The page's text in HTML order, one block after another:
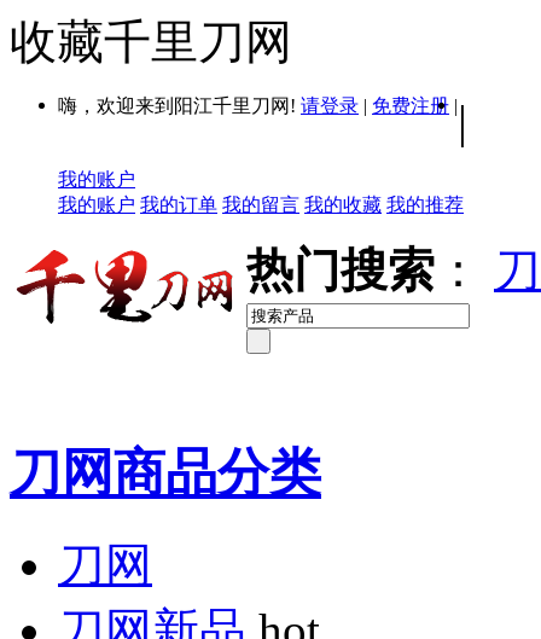
收藏千里刀网
嗨，欢迎来到阳江千里刀网! 请登录 | 免费注册 | |
我的账户
我的账户 我的订单 我的留言 我的收藏 我的推荐
热门搜索 ：
刀网商品分类
刀网